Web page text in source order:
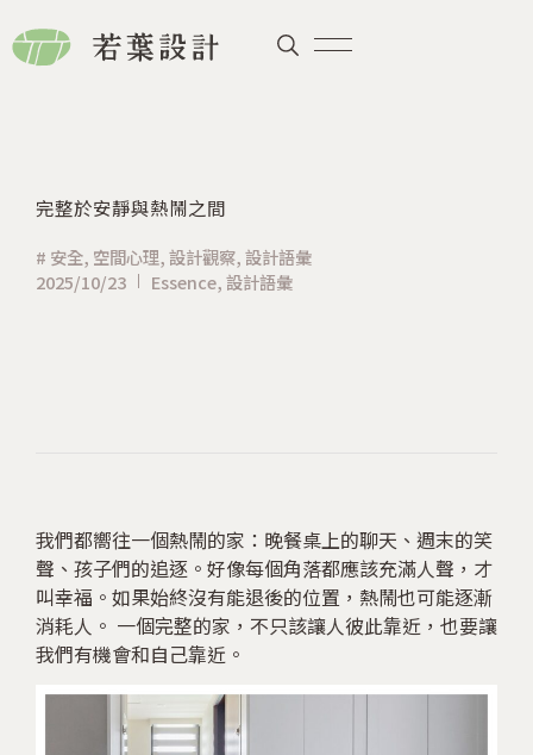
完整於安靜與熱鬧之間
# 安全, 空間心理,設計觀察,設計語彙
2025/10/23
Essence,設計語彙
我們都嚮往一個熱鬧的家：晚餐桌上的聊天、週末的笑
聲、孩子們的追逐。好像每個角落都應該充滿人聲，才
叫幸福。如果始終沒有能退後的位置，熱鬧也可能逐漸
消耗人。 一個完整的家，不只該讓人彼此靠近，也要讓
我們有機會和自己靠近。